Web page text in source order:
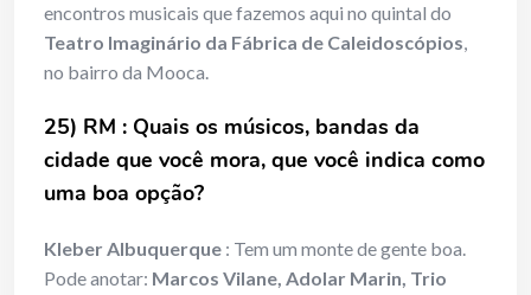
encontros musicais que fazemos aqui no quintal do
Teatro Imaginário da Fábrica de Caleidoscópios,
no bairro da Mooca.
25) RM : Quais os músicos, bandas da
cidade que você mora, que você indica como
uma boa opção?
Kleber Albuquerque : Tem um monte de gente boa.
Pode anotar: Marcos Vilane, Adolar Marin, Trio